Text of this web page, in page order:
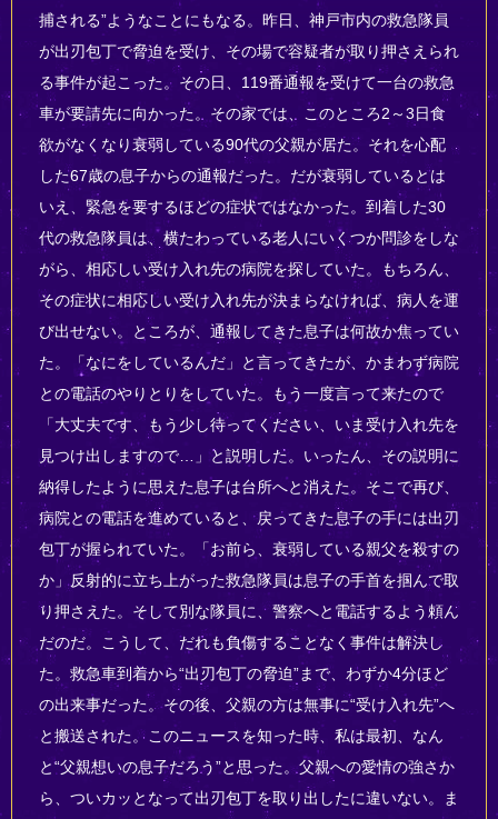
捕される”ようなことにもなる。昨日、神戸市内の救急隊員
が出刃包丁で脅迫を受け、その場で容疑者が取り押さえられ
る事件が起こった。その日、119番通報を受けて一台の救急
車が要請先に向かった。その家では、このところ2～3日食
欲がなくなり衰弱している90代の父親が居た。それを心配
した67歳の息子からの通報だった。だが衰弱しているとは
いえ、緊急を要するほどの症状ではなかった。到着した30
代の救急隊員は、横たわっている老人にいくつか問診をしな
がら、相応しい受け入れ先の病院を探していた。もちろん、
その症状に相応しい受け入れ先が決まらなければ、病人を運
び出せない。ところが、通報してきた息子は何故か焦ってい
た。「なにをしているんだ」と言ってきたが、かまわず病院
との電話のやりとりをしていた。もう一度言って来たので
「大丈夫です、もう少し待ってください、いま受け入れ先を
見つけ出しますので…」と説明した。いったん、その説明に
納得したように思えた息子は台所へと消えた。そこで再び、
病院との電話を進めていると、戻ってきた息子の手には出刃
包丁が握られていた。「お前ら、衰弱している親父を殺すの
か」反射的に立ち上がった救急隊員は息子の手首を掴んで取
り押さえた。そして別な隊員に、警察へと電話するよう頼ん
だのだ。こうして、だれも負傷することなく事件は解決し
た。救急車到着から“出刃包丁の脅迫”まで、わずか4分ほど
の出来事だった。その後、父親の方は無事に“受け入れ先”へ
と搬送された。このニュースを知った時、私は最初、なん
と“父親想いの息子だろう”と思った。父親への愛情の強さか
ら、ついカッとなって出刃包丁を取り出したに違いない。ま